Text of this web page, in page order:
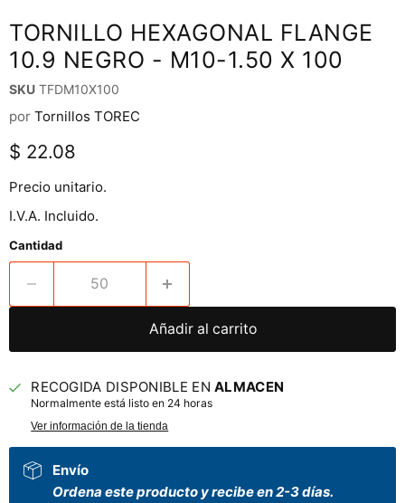
TORNILLO HEXAGONAL FLANGE
10.9 NEGRO - M10-1.50 X 100
SKU TFDM10X100
por Tornillos TOREC
Precio actual
$ 22.08
Precio unitario.
I.V.A. Incluido.
Cantidad
Añadir al carrito
RECOGIDA DISPONIBLE ENALMACEN
Normalmente está listo en 24 horas
Ver información de la tienda
Envío
Ordena este producto y recibe en 2-3 días.